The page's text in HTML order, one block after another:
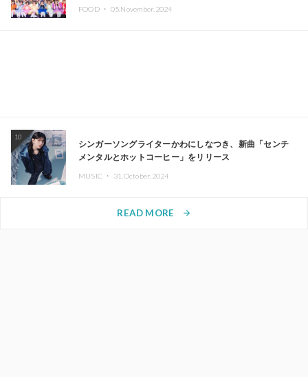
FOOD ・ 05.November.2024
10
シンガーソングライターかわにしなつき、新曲「センチ
メンタルとホットコーヒー」をリリース
MUSIC ・ 31.October.2024
READ MORE arrow_forward